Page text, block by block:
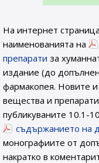
На интернет
наименованията на
препарати за
издание (до
фармакопея. Новите
вещества и
публикуваните 10.1-
съдържанието на
монографиите от
накратко в